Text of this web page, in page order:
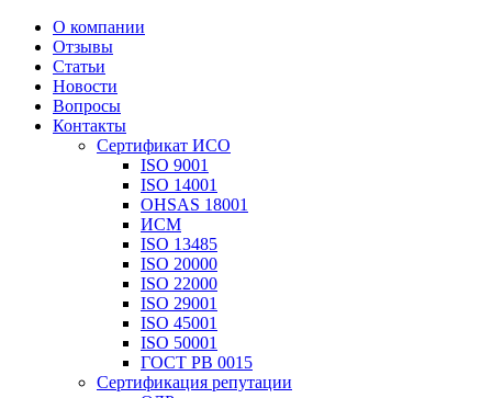
О компании
Отзывы
Статьи
Новости
Вопросы
Контакты
Сертификат ИСО
ISO 9001
ISO 14001
OHSAS 18001
ИСМ
ISO 13485
ISO 20000
ISO 22000
ISO 29001
ISO 45001
ISO 50001
ГОСТ РВ 0015
Сертификация репутации